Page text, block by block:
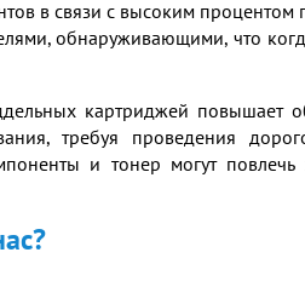
в связи с высоким
обнаруживающими, что
картриджей повышает
требуя проведения
и тонер могут